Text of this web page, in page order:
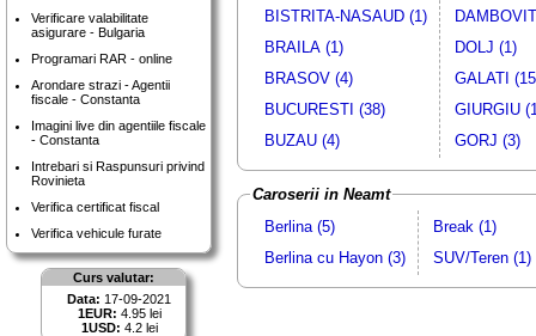
Verificare valabilitate
asigurare - Bulgaria
Programari RAR - online
Arondare strazi - Agentii
fiscale - Constanta
Imagini live din agentiile fiscale
- Constanta
Intrebari si Raspunsuri privind
Rovinieta
Verifica certificat fiscal
Verifica vehicule furate
Curs valutar:
Data: 17-09-2021
1EUR: 4.95 lei
1USD: 4.2 lei
BISTRITA-NASAUD (1)
BRAILA (1)
BRASOV (4)
BUCURESTI (38)
BUZAU (4)
DOLJ (1)
GALATI
GIURGIU
GORJ (3)
Caroserii in Neamt
Berlina (5)
Berlina cu Hayon (3)
Break (1)
SUV/Teren (1)